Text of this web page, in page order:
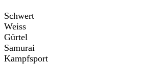
Schwert
Weiss
Gürtel
Samurai
Kampfsport